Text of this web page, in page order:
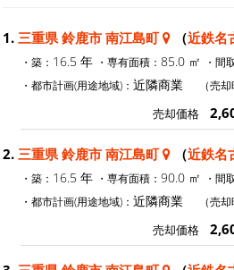
1. 三重県 鈴鹿市 南江島町 （近鉄名
・築： 16.5 年 ・専有面積： 85.0 ㎡ ・間
・都市計画(用途地域)： 近隣商業 （売
売却価格
2. 三重県 鈴鹿市 南江島町 （近鉄名
・築： 16.5 年 ・専有面積： 90.0 ㎡ ・間
・都市計画(用途地域)： 近隣商業 （売
売却価格